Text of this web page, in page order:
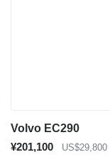
Volvo EC290
¥201,100
US$29,800